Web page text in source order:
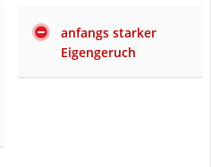
anfangs starker
Eigengeruch